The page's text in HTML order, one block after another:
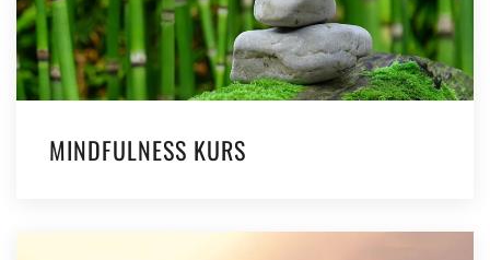
MINDFULNESS KURS